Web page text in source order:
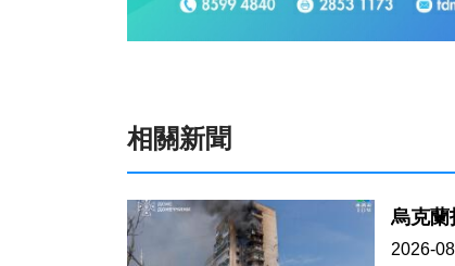
相關新聞
烏克蘭
2026-